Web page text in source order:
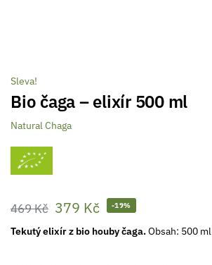
Sleva!
Bio čaga – elixír 500 ml
Natural Chaga
469Kč 379 Kč -19%
Tekutý elixír z bio houby čaga.Obsah: 500 ml